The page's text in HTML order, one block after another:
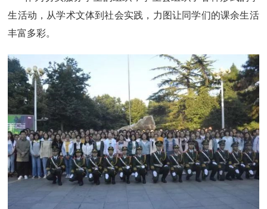
生活动，从学术文体到社会实践，力图让同学们的课余生活
丰富多彩。